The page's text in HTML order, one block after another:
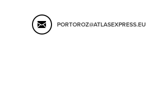
PORTOROZ@ATLASEXPRESS.EU